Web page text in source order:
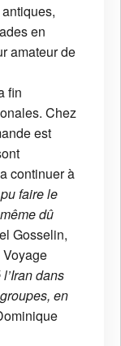
en
amateur de
fin
Chez
est
continuer à
faire le
dû
Gosselin,
dans
en